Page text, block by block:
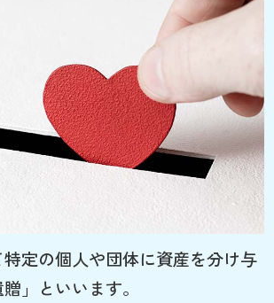
定の個人や団体に資産を分け与
」といいます。